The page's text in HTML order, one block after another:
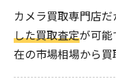
カメラ買取専門店だ
した買取査定が可能
在の市場相場から買